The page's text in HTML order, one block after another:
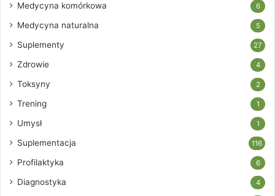
Medycyna komórkowa 6
Medycyna naturalna 5
Suplementy 27
Zdrowie 4
Toksyny 2
Trening 1
Umysł 1
Suplementacja 116
Profilaktyka 6
Diagnostyka 4